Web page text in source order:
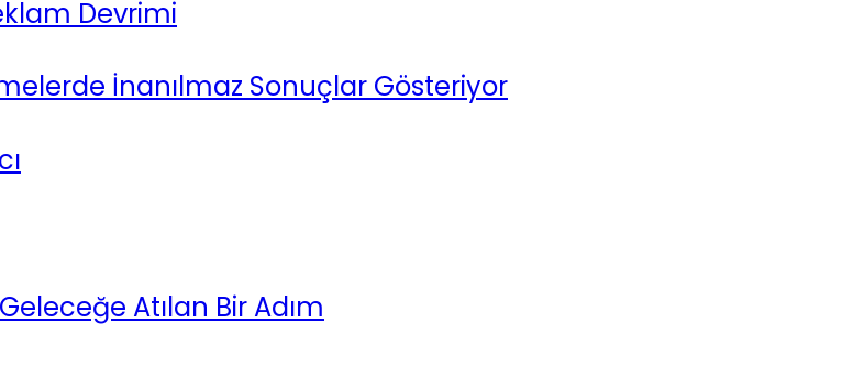
Devrimi
İnanılmaz Sonuçlar Gösteriyor
Atılan Bir Adım